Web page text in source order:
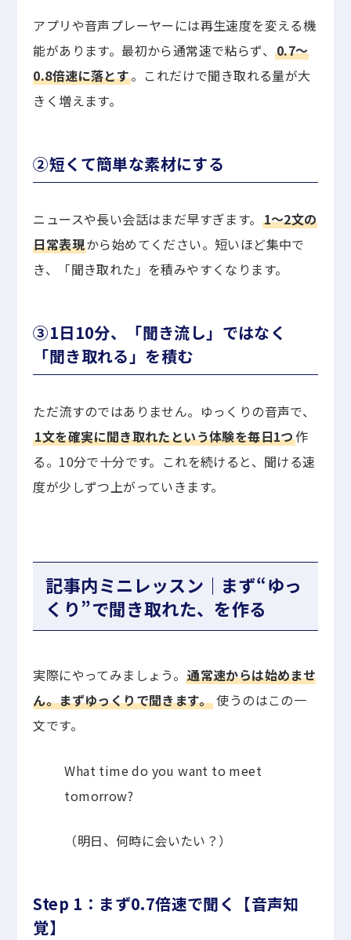
アプリや音声プレーヤーには再生速度を変える機
能があります。最初から通常速で粘らず、0.7〜
0.8倍速に落とす。これだけで聞き取れる量が大
きく増えます。
②短くて簡単な素材にする
ニュースや長い会話はまだ早すぎます。 1〜2文の
日常表現から始めてください。短いほど集中で
き、「聞き取れた」を積みやすくなります。
③1日10分、「聞き流し」ではなく
「聞き取れる」を積む
ただ流すのではありません。ゆっくりの音声で、
1文を確実に聞き取れたという体験を毎日1つ作
る。10分で十分です。これを続けると、聞ける速
度が少しずつ上がっていきます。
記事内ミニレッスン｜まず“ゆっ
くり”で聞き取れた、を作る
実際にやってみましょう。通常速からは始めませ
ん。まずゆっくりで聞きます。 使うのはこの一
文です。
What time do you want to meet
tomorrow?
（明日、何時に会いたい？）
Step 1：まず0.7倍速で聞く【音声知
覚】